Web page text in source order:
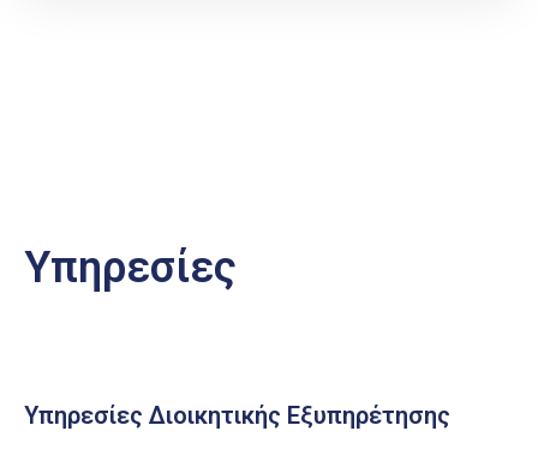
Υπηρεσίες
Υπηρεσίες Διοικητικής Εξυπηρέτησης